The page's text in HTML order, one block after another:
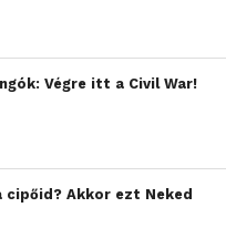
Végre itt a Civil War!
cipőid? Akkor ezt Neked